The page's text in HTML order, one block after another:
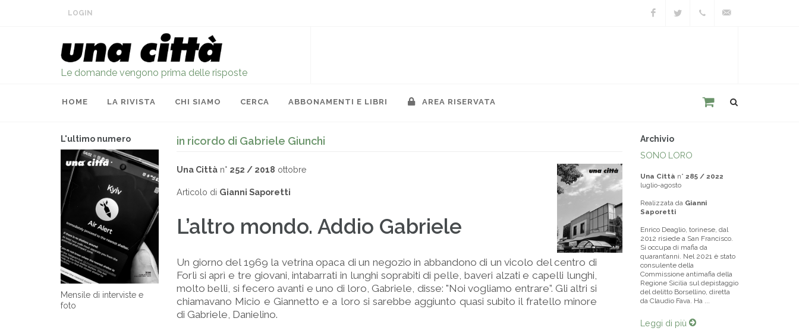
LOGIN
Le domande vengono prima delle risposte
HOME LA RIVISTA CHI SIAMO CERCA ABBONAMENTI E LIBRI AREA RISERVATA
L'ultimo numero
Mensile di interviste e
foto
in ricordo di Gabriele Giunchi
Una Città n° 252 / 2018 ottobre
Articolo di Gianni Saporetti
L’altro mondo. Addio Gabriele
Un giorno del 1969 la vetrina opaca di un negozio in abbandono di un vicolo del centro di
Forlì si aprì e tre giovani, intabarrati in lunghi soprabiti di pelle, baveri alzati e capelli lunghi,
molto belli, si fecero avanti e uno di loro, Gabriele, disse: "Noi vogliamo entrare”. Gli altri si
chiamavano Micio e Giannetto e a loro si sarebbe aggiunto quasi subito il fratello minore
di Gabriele, Danielino.
Archivio
SONO LORO
Una Città n° 285 / 2022
luglio-agosto
Realizzata da Gianni
Saporetti
Enrico Deaglio, torinese, dal
2012 risiede a San Francisco.
Si occupa di mafia da
quarant’anni. Nel 2021 è stato
consulente della
Commissione antimafia della
Regione Sicilia sul depistaggio
del delitto Borsellino, diretta
da Claudio Fava. Ha ...
Leggi di più